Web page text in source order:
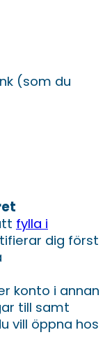
(som du
fylla i
dig först
konto i annan
till samt
vill öppna hos